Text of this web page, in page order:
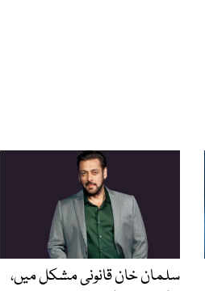
سلمان خان قانونی مشکل میں،